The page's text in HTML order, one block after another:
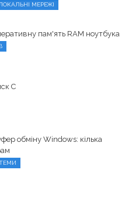
МЕРЕЖІ
пам'ять RAM ноутбука
C
обміну Windows: кілька